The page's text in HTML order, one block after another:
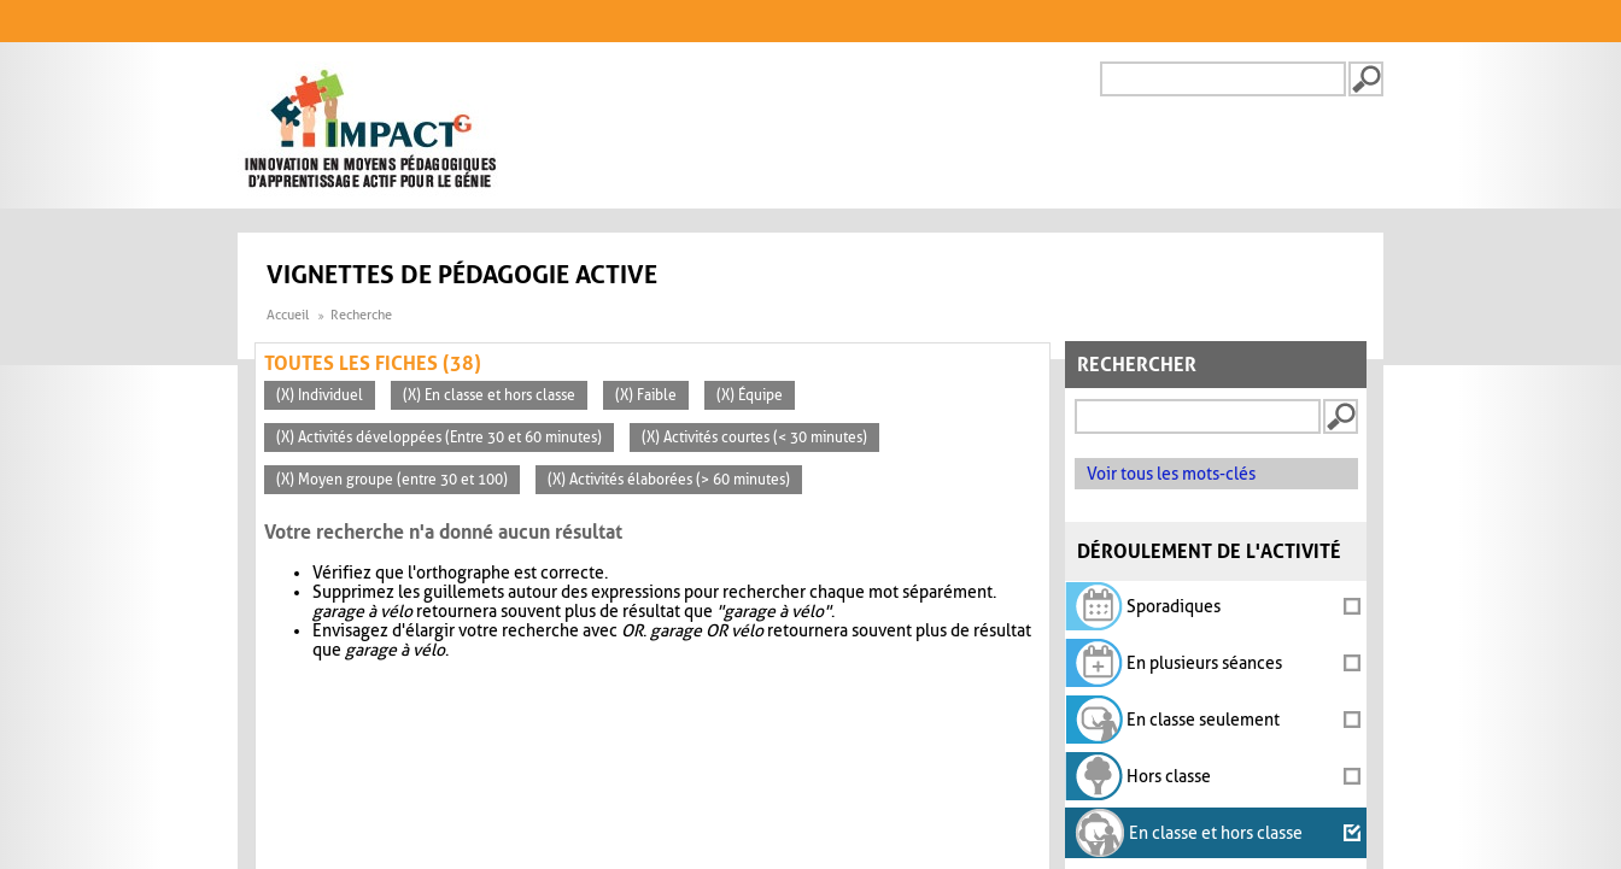
FORMULAIRE DE
VIGNETTES DE PÉDAGOGIE ACTIVE
Accueil Recherche
RECHERCHER
Voir tous les mots-clés
DÉROULEMENT DE L'ACTIVITÉ
Sporadiques
En plusieurs séances
En classe seulement
Hors classe
En classe et hors classe
TOUTES LES FICHES (38)
(X) Individuel (X) En classe et hors classe (X) Faible (X) Équipe
(X) Activités développées (Entre 30 et 60 minutes) (X) Activités courtes (< 30 minutes)
(X) Moyen groupe (entre 30 et 100) (X) Activités élaborées (> 60 minutes)
Votre recherche n'a donné aucun résultat
Vérifiez que l'orthographe est correcte.
Supprimez les guillemets autour des expressions pour rechercher chaque mot séparément.
garage à véloretournera souvent plus de résultat que "garage à vélo".
Envisagez d'élargir votre recherche avec OR. garage OR véloretournera souvent plus de résultat
que garage à vélo.